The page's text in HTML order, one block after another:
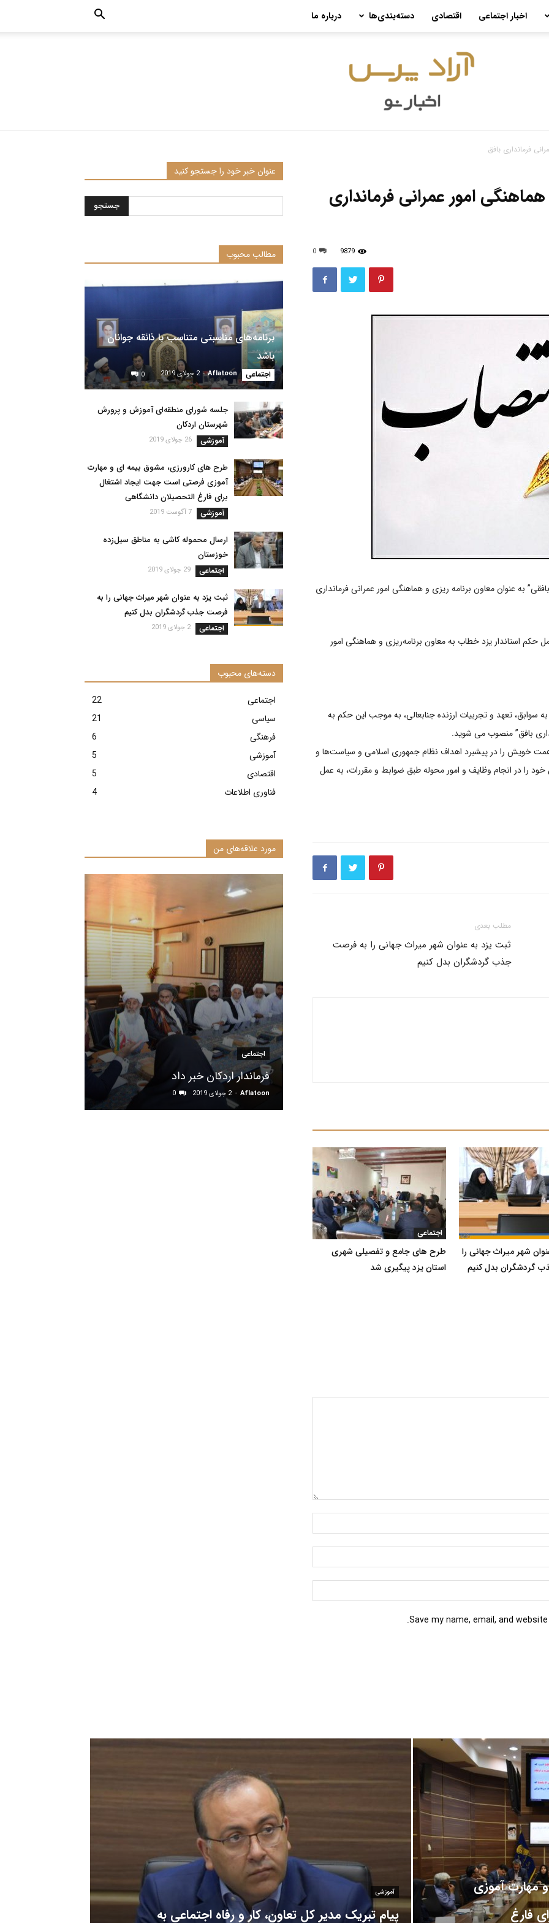
اخبار اجتماعی اقتصادی دسته‌بندی‌ها درباره ما
فرمانداری بافق
امور عمرانی فرمانداری
0 9879
به عنوان معاون برنامه ریزی و هماهنگی امور عمرانی فرمانداری
حکم استاندار یزد خطاب به معاون برنامه‌ریزی و هماهنگی امور
سوابق،‌ تعهد و تجربیات ارزنده جنابعالی، به موجب این حکم به
بافق” منصوب می شو‌ید.
خویش را در پیشبرد اهداف نظام جمهوری اسلامی و سیاست‌ها و
خود را در انجام وظایف و امور محوله طبق ضوابط و مقررات، به عمل
مطلب بعدی
ثبت یزد به عنوان شهر ‌میراث جهانی را به فرصت
جذب گردشگران بدل کنیم
شهر ‌میراث جهانی را
گردشگران بدل کنیم
اجتماعی
طرح های جامع و تفصیلی شهری
استان یزد پیگیری شد
Save my name, email, and
عنوان خبر خود را جستجو کنید
مطالب محبوب
برنامه‌های مناسبتی متناسب با ذائقه جوانان
باشد
اجتماعی Aflatoon
- 2 جولای 2019 0
جلسه شورای منطقه‌ای آموزش و پرورش
شهرستان اردکان
آموزشی 26 جولای 2019
طرح های کارورزی، مشوق بیمه ای و مهارت
آموزی فرصتی است جهت ایجاد اشتغال
برای فارغ التحصیلان دانشگاهی
آموزشی 7 آگوست 2019
ارسال محموله کاشی به مناطق سیل‌زده
خوزستان
اجتماعی 29 جولای 2019
ثبت یزد به عنوان شهر ‌میراث جهانی را به
فرصت جذب گردشگران بدل کنیم
اجتماعی 2 جولای 2019
دسته‌های محبوب
اجتماعی
22
سیاسی
21
فرهنگی
6
آموزشی
5
اقتصادی
5
فناوری اطلاعات
4
مورد علاقه‌های من
اجتماعی
فرماندار اردکان خبر داد
Aflatoon
- 2 جولای 2019 0
آموزشی
پیام تبریک مدیر کل تعاون، کار و رفاه اجتماعی به
مهارت آموزی
فارغ